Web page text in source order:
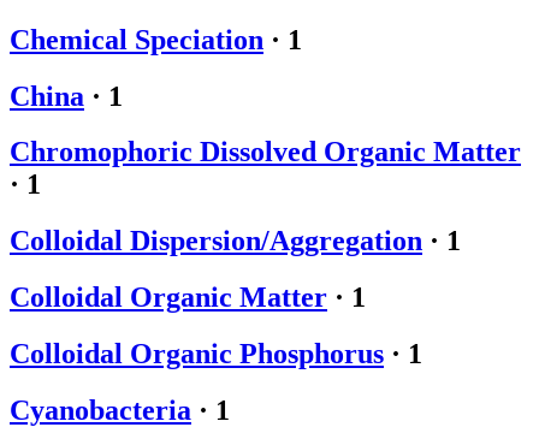
Chemical Speciation · 1
China · 1
Chromophoric Dissolved Organic Matter
· 1
Colloidal Dispersion/Aggregation · 1
Colloidal Organic Matter · 1
Colloidal Organic Phosphorus · 1
Cyanobacteria · 1